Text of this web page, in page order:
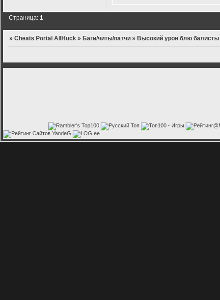
Страница:1
»Cheats Portal AllHuck » Баги/читы/патчи » Высокий урон блю балисты